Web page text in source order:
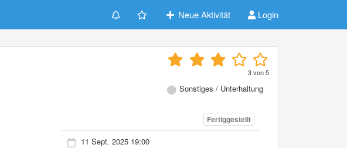
Neue Aktivität Login
3von5
Sonstiges / Unterhaltung
Fertiggestellt
11 Sept. 2025 19:00